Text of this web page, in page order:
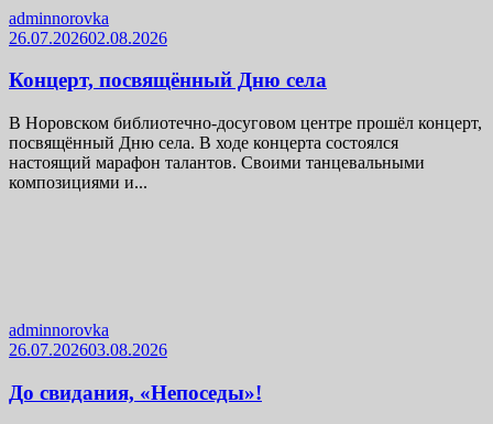
adminnorovka
26.07.202602.08.2026
Концерт, посвящённый Дню села
В Норовском библиотечно-досуговом центре прошёл концерт,
посвящённый Дню села. В ходе концерта состоялся
настоящий марафон талантов. Своими танцевальными
композициями и...
adminnorovka
26.07.202603.08.2026
До свидания, «Непоседы»!